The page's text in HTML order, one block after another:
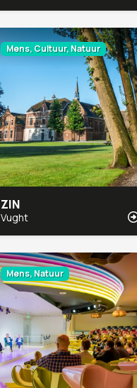
Mens, Cultuur, Natuur
ZIN
Vught
Mens, Natuur